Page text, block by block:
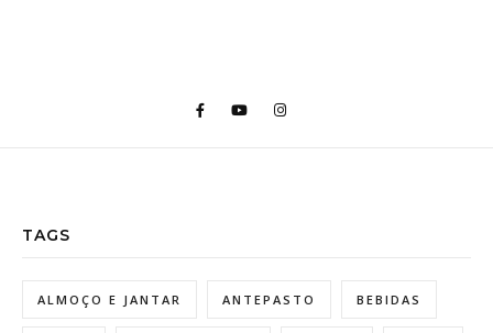
TAGS
ALMOÇO E JANTAR ANTEPASTO BEBIDAS